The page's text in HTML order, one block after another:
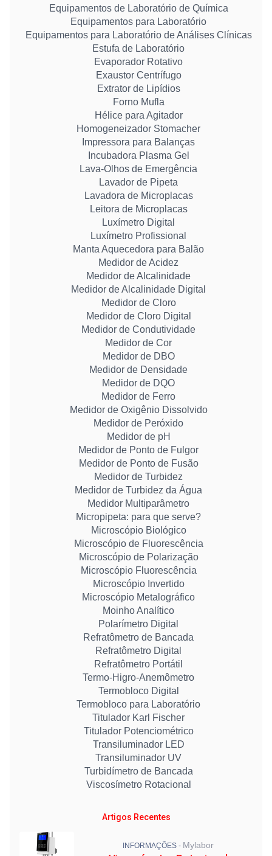
Equipamentos de Laboratório de Química
Equipamentos para Laboratório
Equipamentos para Laboratório de Análises Clínicas
Estufa de Laboratório
Evaporador Rotativo
Exaustor Centrífugo
Extrator de Lipídios
Forno Mufla
Hélice para Agitador
Homogeneizador Stomacher
Impressora para Balanças
Incubadora Plasma Gel
Lava-Olhos de Emergência
Lavador de Pipeta
Lavadora de Microplacas
Leitora de Microplacas
Luxímetro Digital
Luxímetro Profissional
Manta Aquecedora para Balão
Medidor de Acidez
Medidor de Alcalinidade
Medidor de Alcalinidade Digital
Medidor de Cloro
Medidor de Cloro Digital
Medidor de Condutividade
Medidor de Cor
Medidor de DBO
Medidor de Densidade
Medidor de DQO
Medidor de Ferro
Medidor de Oxigênio Dissolvido
Medidor de Peróxido
Medidor de pH
Medidor de Ponto de Fulgor
Medidor de Ponto de Fusão
Medidor de Turbidez
Medidor de Turbidez da Água
Medidor Multiparâmetro
Micropipeta: para que serve?
Microscópio Biológico
Microscópio de Fluorescência
Microscópio de Polarização
Microscópio Fluorescência
Microscópio Invertido
Microscópio Metalográfico
Moinho Analítico
Polarímetro Digital
Refratômetro de Bancada
Refratômetro Digital
Refratômetro Portátil
Termo-Higro-Anemômetro
Termobloco Digital
Termobloco para Laboratório
Titulador Karl Fischer
Titulador Potenciométrico
Transiluminador LED
Transiluminador UV
Turbidímetro de Bancada
Viscosímetro Rotacional
Artigos Recentes
INFORMAÇÕES - Mylabor